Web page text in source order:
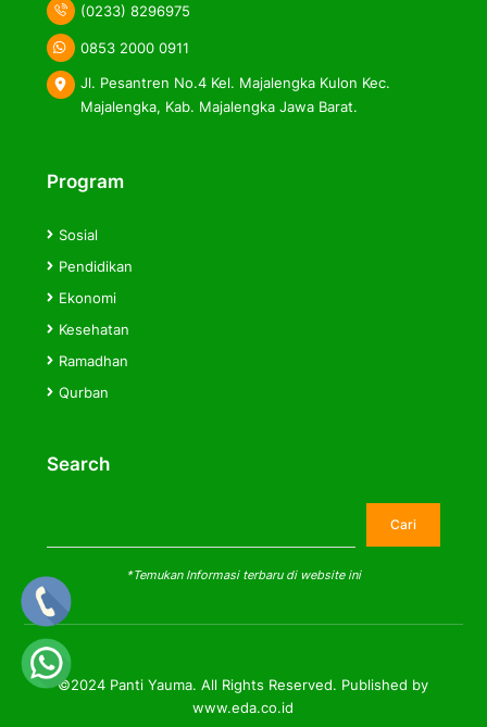
(0233) 8296975
0853 2000 0911
Jl. Pesantren No.4 Kel. Majalengka Kulon Kec.
Majalengka, Kab. Majalengka Jawa Barat.
Program
Sosial
Pendidikan
Ekonomi
Kesehatan
Ramadhan
Qurban
Search
Cari
*Temukan Informasi terbaru di website ini
©2024 Panti Yauma. All Rights Reserved. Published by
www.eda.co.id